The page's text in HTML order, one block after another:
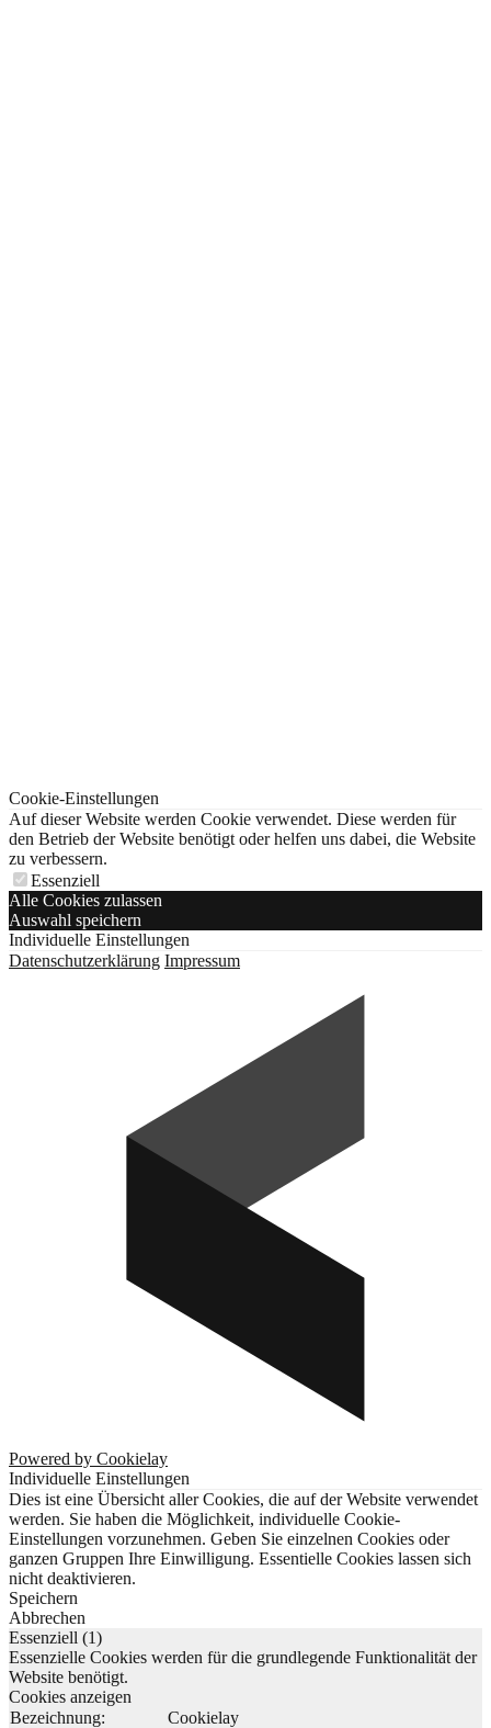
Cookie-Einstellungen
Auf dieser Website werden Cookie verwendet. Diese werden für
den Betrieb der Website benötigt oder helfen uns dabei, die Website
zu verbessern.
Essenziell
Alle Cookies zulassen
Auswahl speichern
Individuelle Einstellungen
Datenschutzerklärung Impressum
Powered by Cookielay
Individuelle Einstellungen
Dies ist eine Übersicht aller Cookies, die auf der Website verwendet
werden. Sie haben die Möglichkeit, individuelle Cookie-
Einstellungen vorzunehmen. Geben Sie einzelnen Cookies oder
ganzen Gruppen Ihre Einwilligung. Essentielle Cookies lassen sich
nicht deaktivieren.
Speichern
Abbrechen
Essenziell (1)
Essenzielle Cookies werden für die grundlegende Funktionalität der
Website benötigt.
Cookies anzeigen
Bezeichnung:
Cookielay